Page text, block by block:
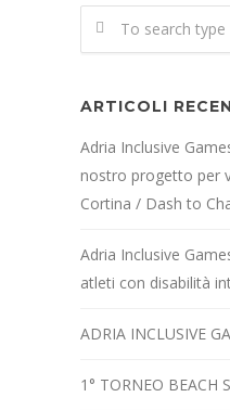
ARTICOLI
Adria Inclusive
nostro progetto per
Cortina / Dash to
Adria Inclusive
atleti con disabilità
ADRIA INCLUSIVE
1° TORNEO BEACH